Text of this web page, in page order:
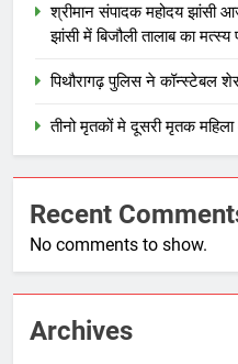
श्रीमान संपादक महोदय झांसी
झांसी में बिजौली तालाब का
पिथौरागढ़ पुलिस ने कॉन्स्टेबल
तीनो मृतकों मे दूसरी मृतक महिला
Recent
No comments to show.
Archives